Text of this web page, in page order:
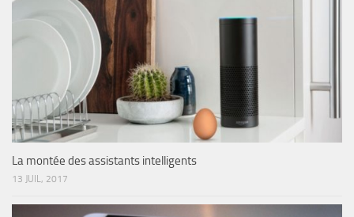
La montée des assistants intelligents
13 JUIL, 2017